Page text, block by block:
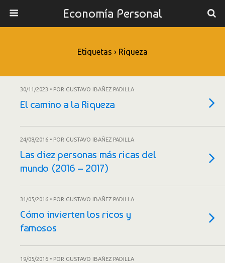
Economía Personal
Etiquetas › Riqueza
30/11/2023 • POR GUSTAVO IBAÑEZ PADILLA
El camino a la Riqueza
24/08/2016 • POR GUSTAVO IBAÑEZ PADILLA
Las diez personas más ricas del
mundo (2016 – 2017)
31/05/2016 • POR GUSTAVO IBAÑEZ PADILLA
Cómo invierten los ricos y
famosos
19/05/2016 • POR GUSTAVO IBAÑEZ PADILLA